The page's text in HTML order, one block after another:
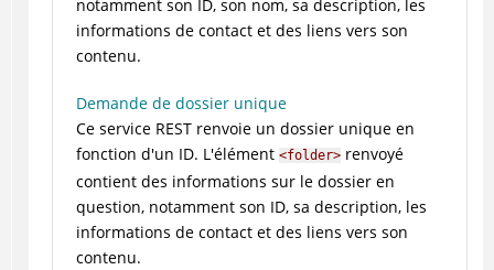
notamment son ID, son nom, sa description, les
informations de contact et des liens vers son
contenu.
Demande de dossier unique
Ce service REST renvoie un dossier unique en
fonction d'un ID. L'élément <folder>renvoyé
contient des informations sur le dossier en
question, notamment son ID, sa description, les
informations de contact et des liens vers son
contenu.